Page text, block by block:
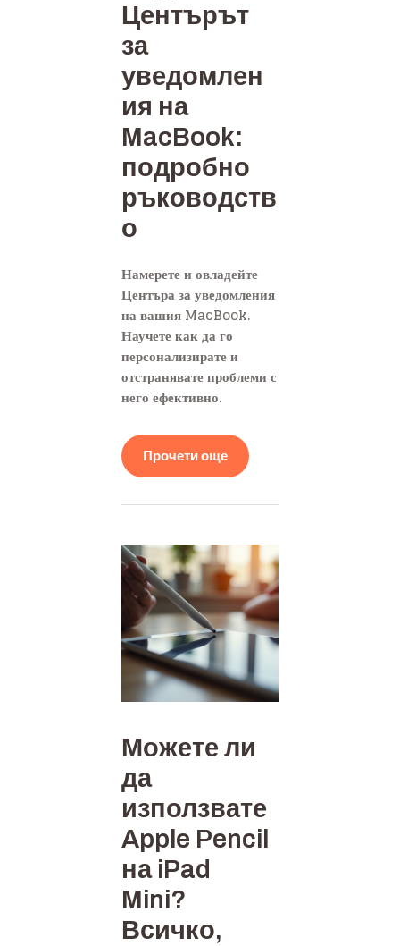
Центърът
за
уведомлен
ия на
MacBook:
подробно
ръководств
о
Намерете и овладейте
Центъра за уведомления
на вашия MacBook.
Научете как да го
персонализирате и
отстранявате проблеми с
него ефективно.
Прочети още
Можете ли
да
използвате
Apple Pencil
на iPad
Mini?
Всичко,